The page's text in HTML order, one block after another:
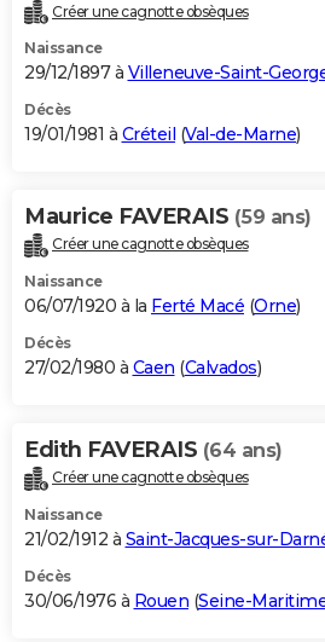
Créer une cagnotte obsèques
Naissance
29/12/1897 à Villeneuve-Saint-
Décès
19/01/1981 à Créteil (Val-de-Marne)
Maurice FAVERAIS (59 ans)
Créer une cagnotte obsèques
Naissance
06/07/1920 à la Ferté Macé (Orne)
Décès
27/02/1980 à Caen (Calvados)
Edith FAVERAIS (64 ans)
Créer une cagnotte obsèques
Naissance
21/02/1912 à Saint-Jacques-sur-
Décès
30/06/1976 à Rouen (Seine-